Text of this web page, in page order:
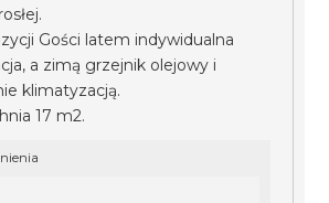
Gości latem indywidualna
a zimą grzejnik olejowy i
klimatyzacją.
17 m2.